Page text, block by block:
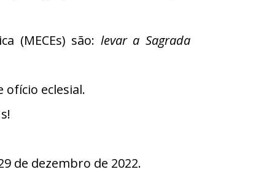
(MECEs) são: levar a Sagrada
eclesial.
de dezembro de 2022.